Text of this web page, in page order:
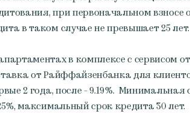
при первоначальном взносе
в таком случае не превышает 25 лет.
в комплексе с сервисом
от Райффайзенбанка для
2 года, после - 9.19%. Минимальная
максимальный срок кредита 30 лет.